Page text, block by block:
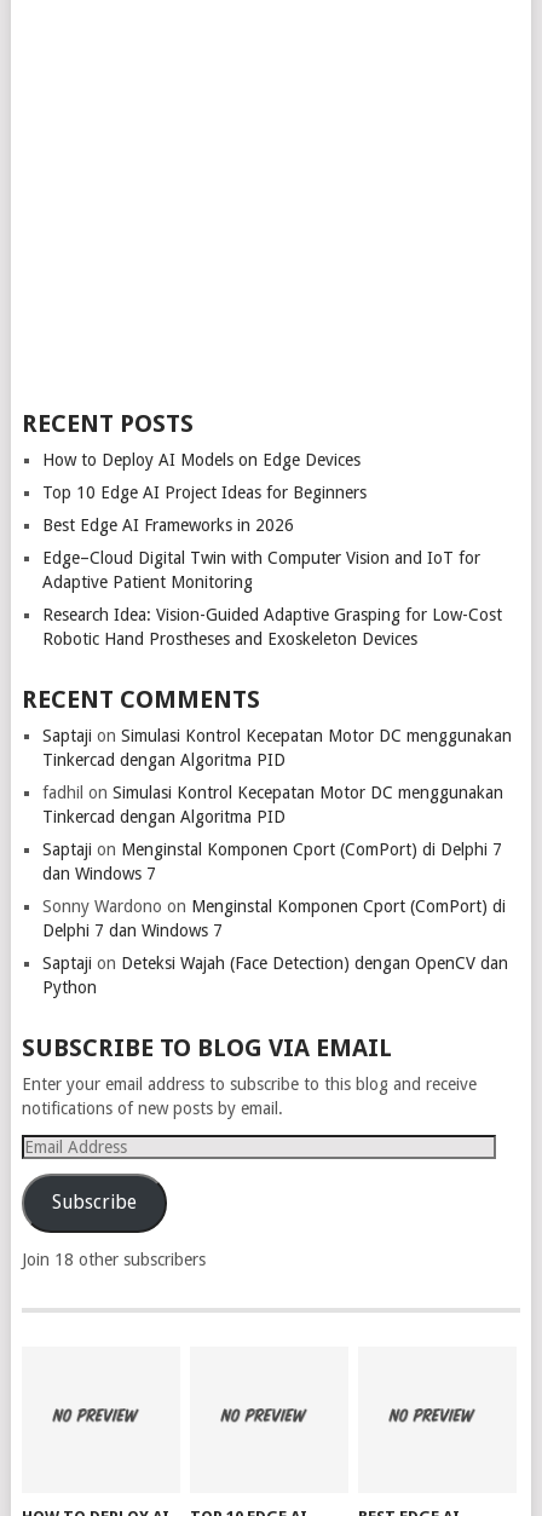
RECENT POSTS
How to Deploy AI Models on Edge Devices
Top 10 Edge AI Project Ideas for Beginners
Best Edge AI Frameworks in 2026
Edge–Cloud Digital Twin with Computer Vision and IoT for
Adaptive Patient Monitoring
Research Idea: Vision-Guided Adaptive Grasping for Low-Cost
Robotic Hand Prostheses and Exoskeleton Devices
RECENT COMMENTS
Saptaji on Simulasi Kontrol Kecepatan Motor DC menggunakan
Tinkercad dengan Algoritma PID
fadhil on Simulasi Kontrol Kecepatan Motor DC menggunakan
Tinkercad dengan Algoritma PID
Saptaji on Menginstal Komponen Cport (ComPort) di Delphi 7
dan Windows 7
Sonny Wardono on Menginstal Komponen Cport (ComPort) di
Delphi 7 dan Windows 7
Saptaji on Deteksi Wajah (Face Detection) dengan OpenCV dan
Python
SUBSCRIBE TO BLOG VIA EMAIL
Enter your email address to subscribe to this blog and receive
notifications of new posts by email.
Email
Address
Subscribe
Join 18 other subscribers